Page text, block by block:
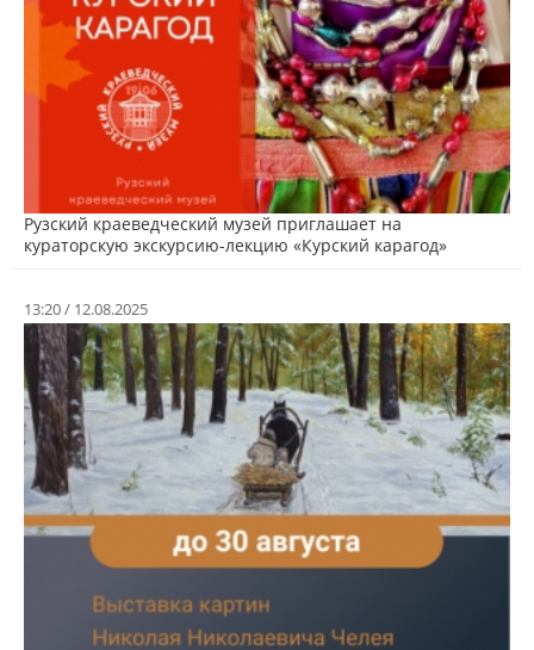
Рузский краеведческий музей приглашает на
кураторскую экскурсию-лекцию «Курский карагод»
13:20 / 12.08.2025